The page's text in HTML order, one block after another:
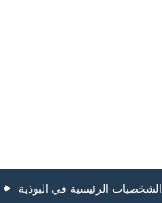
الشخصيات الرئيسية في البوذية